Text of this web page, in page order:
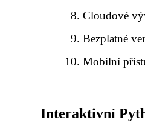
Cloudové
Bezplatné
Mobilní
Interaktivní